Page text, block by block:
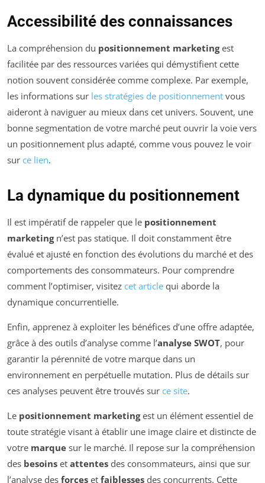
Accessibilité des connaissances
La compréhension du positionnement marketingest
facilitée par des ressources variées qui démystifient cette
notion souvent considérée comme complexe. Par exemple,
les informations sur les stratégies de positionnement vous
aideront à naviguer au mieux dans cet univers. Souvent, une
bonne segmentation de votre marché peut ouvrir la voie vers
un positionnement plus adapté, comme vous pouvez le voir
sur ce lien.
La dynamique du positionnement
Il est impératif de rappeler que le positionnement
marketingn’est pas statique. Il doit constamment être
évalué et ajusté en fonction des évolutions du marché et des
comportements des consommateurs. Pour comprendre
comment l’optimiser, visitez cet article qui aborde la
dynamique concurrentielle.
Enfin, apprenez à exploiter les bénéfices d’une offre adaptée,
grâce à des outils d’analyse comme l’analyse SWOT, pour
garantir la pérennité de votre marque dans un
environnement en perpétuelle mutation. Plus de détails sur
ces analyses peuvent être trouvés sur ce site.
Le positionnement marketingest un élément essentiel de
toute stratégie visant à établir une image claire et distincte de
votre marque sur le marché. Il repose sur la compréhension
des besoins et attentes des consommateurs, ainsi que sur
l’analyse des forces et faiblesses des concurrents. Cette